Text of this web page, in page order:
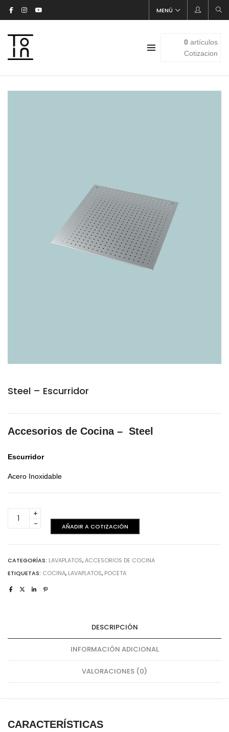
MENÚ
0artículos
Cotizacion
Steel – Escurridor
Accesorios de Cocina – Steel
Escurridor
Acero Inoxidable
AÑADIR A COTIZACIÓN
CATEGORÍAS: LAVAPLATOS,ACCESORIOS DE COCINA
ETIQUETAS: COCINA, LAVAPLATOS, POCETA
DESCRIPCIÓN
INFORMACIÓN ADICIONAL
VALORACIONES (0)
CARACTERÍSTICAS